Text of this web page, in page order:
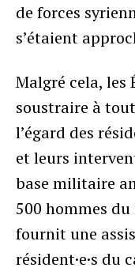
de forces
s’étaient
Malgré cela, les
soustraire à
l’égard des
et leurs
base militaire
500 hommes
fournit une
résident·e·s